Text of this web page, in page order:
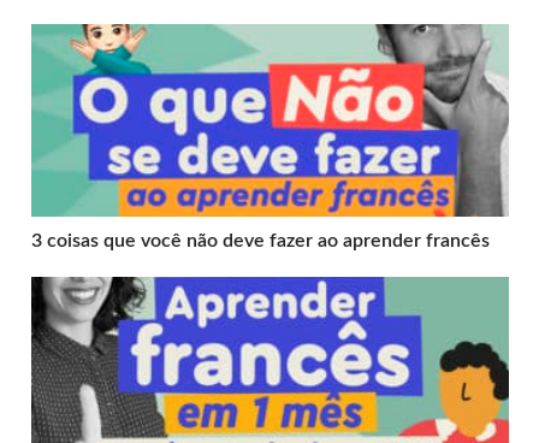
3 coisas que você não deve fazer ao aprender francês
3 coisas que você não deve fazer ao aprender francês
Aprender francês em um mês: depoimento de aluna